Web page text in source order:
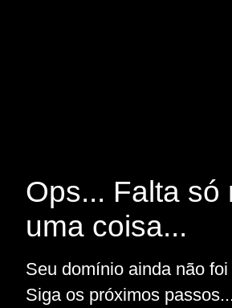
Ops... Falta só
uma coisa...
Seu domínio ainda não
Siga os próximos